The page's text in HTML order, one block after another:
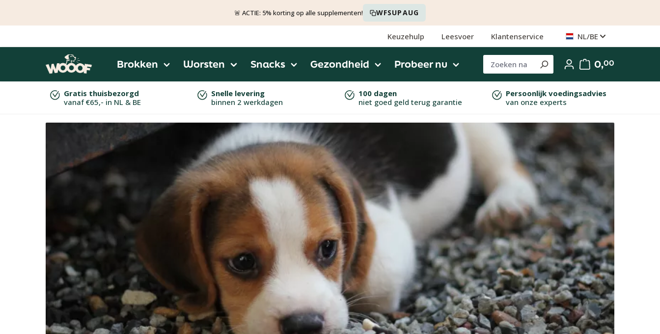
🚨 ACTIE: 5% korting op alle supplementen! WFSUPAUG
Keuzehulp Leesvoer Klantenservice NL/BE
Brokken Worsten Snacks Gezondheid Probeer nu 0,00
Gratis thuisbezorgd
vanaf €65,- in NL & BE
Snelle levering
binnen 2 werkdagen
100 dagen
niet goed geld terug garantie
Persoonlijk voedingsadvies
van onze experts